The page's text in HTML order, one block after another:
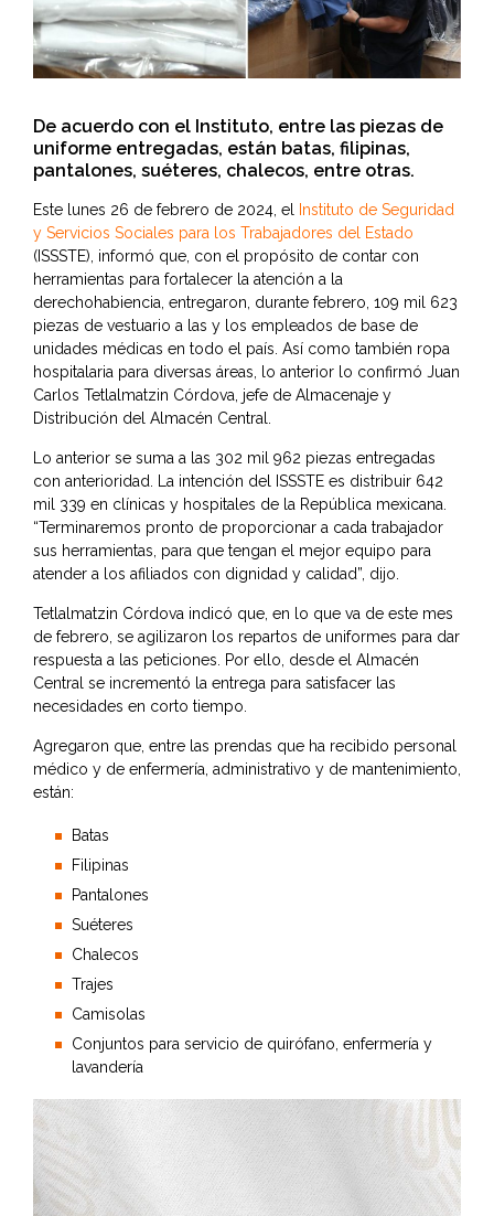
De acuerdo con el Instituto, entre las piezas de
uniforme entregadas, están batas, filipinas,
pantalones, suéteres, chalecos, entre otras.
Este lunes 26 de febrero de 2024, el Instituto de Seguridad
y Servicios Sociales para los Trabajadores del Estado
(ISSSTE), informó que, con el propósito de contar con
herramientas para fortalecer la atención a la
derechohabiencia, entregaron, durante febrero, 109 mil 623
piezas de vestuario a las y los empleados de base de
unidades médicas en todo el país. Así como también ropa
hospitalaria para diversas áreas, lo anterior lo confirmó Juan
Carlos Tetlalmatzin Córdova, jefe de Almacenaje y
Distribución del Almacén Central.
Lo anterior se suma a las 302 mil 962 piezas entregadas
con anterioridad. La intención del ISSSTE es distribuir 642
mil 339 en clínicas y hospitales de la República mexicana.
“Terminaremos pronto de proporcionar a cada trabajador
sus herramientas, para que tengan el mejor equipo para
atender a los afiliados con dignidad y calidad”, dijo.
Tetlalmatzin Córdova indicó que, en lo que va de este mes
de febrero, se agilizaron los repartos de uniformes para dar
respuesta a las peticiones. Por ello, desde el Almacén
Central se incrementó la entrega para satisfacer las
necesidades en corto tiempo.
Agregaron que, entre las prendas que ha recibido personal
médico y de enfermería, administrativo y de mantenimiento,
están:
Batas
Filipinas
Pantalones
Suéteres
Chalecos
Trajes
Camisolas
Conjuntos para servicio de quirófano, enfermería y
lavandería